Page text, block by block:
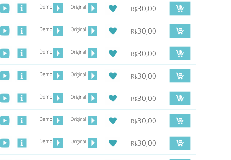
R$30,00
R$30,00
R$30,00
R$30,00
R$30,00
R$30,00
R$30,00